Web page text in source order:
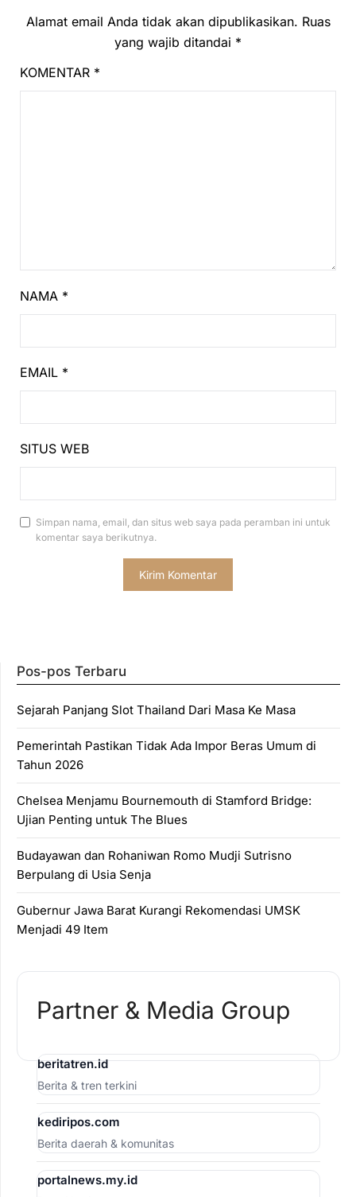
Alamat email Anda tidak akan dipublikasikan. Ruas
yang wajib ditandai *
KOMENTAR *
NAMA *
EMAIL *
SITUS WEB
Simpan nama, email, dan situs web saya pada peramban ini untuk
komentar saya berikutnya.
Pos-pos Terbaru
Sejarah Panjang Slot Thailand Dari Masa Ke Masa
Pemerintah Pastikan Tidak Ada Impor Beras Umum di
Tahun 2026
Chelsea Menjamu Bournemouth di Stamford Bridge:
Ujian Penting untuk The Blues
Budayawan dan Rohaniwan Romo Mudji Sutrisno
Berpulang di Usia Senja
Gubernur Jawa Barat Kurangi Rekomendasi UMSK
Menjadi 49 Item
Partner & Media Group
beritatren.id
Berita & tren terkini
kediripos.com
Berita daerah & komunitas
portalnews.my.id